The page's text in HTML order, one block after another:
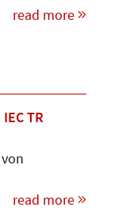
read more
TR
read more